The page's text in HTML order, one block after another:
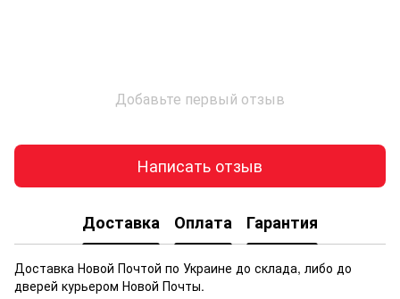
Добавьте первый отзыв
Написать отзыв
Доставка Оплата Гарантия
Доставка Новой Почтой по Украине до склада, либо до
дверей курьером Новой Почты.